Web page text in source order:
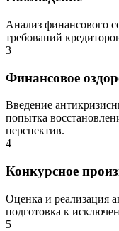
Анализ финансового
требований
3
Финансовое
Введение
попытка
перспектив.
4
Конкурсное
Оценка и реализация
подготовка к
5